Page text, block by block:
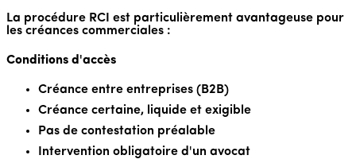
La procédure RCI est particulièrement avantageuse pour
les créances commerciales :
Conditions d'accès
Créance entre entreprises (B2B)
Créance certaine, liquide et exigible
Pas de contestation préalable
Intervention obligatoire d'un avocat